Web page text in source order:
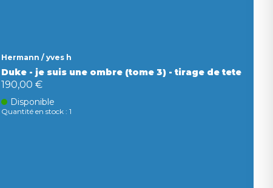
Hermann / yves h
Duke - je suis une ombre (tome 3) - tirage de tete
190,00 €
Disponible
Quantité en stock : 1